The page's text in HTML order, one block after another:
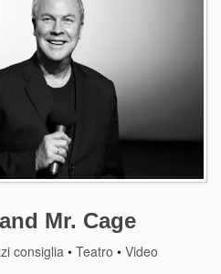
Mr. Cage
consiglia •Teatro •Video